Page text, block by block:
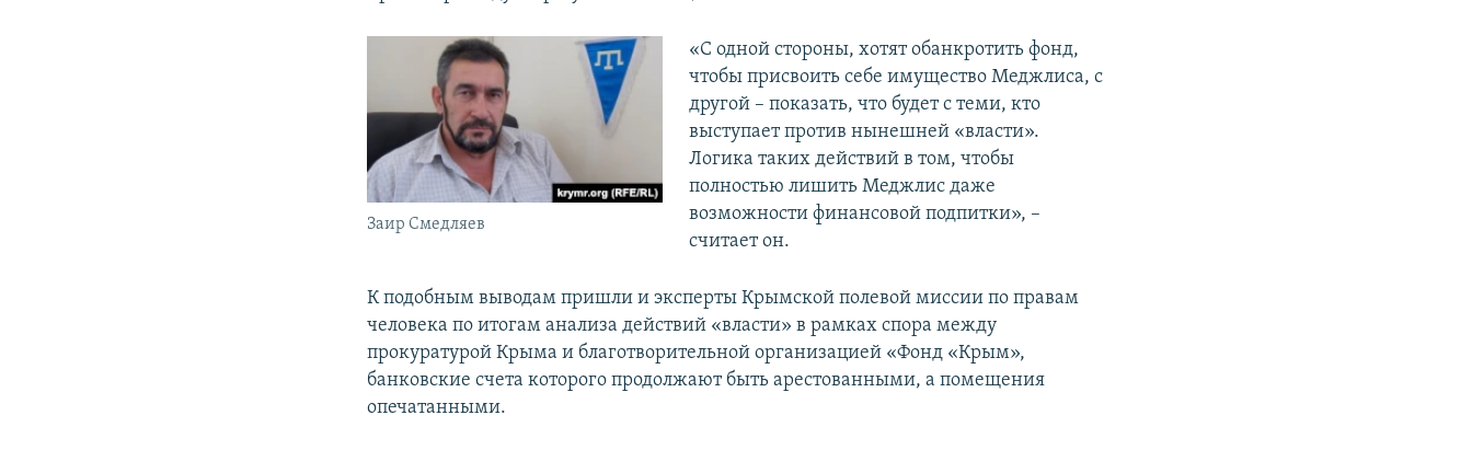
Заир Смедляев
«С одной стороны, хотят обанкротить фонд,
чтобы присвоить себе имущество Меджлиса, с
другой – показать, что будет с теми, кто
выступает против нынешней «власти».
Логика таких действий в том, чтобы
полностью лишить Меджлис даже
возможности финансовой подпитки», –
считает он.
К подобным выводам пришли и эксперты Крымской полевой миссии по правам
человека по итогам анализа действий «власти» в рамках спора между
прокуратурой Крыма и благотворительной организацией «Фонд «Крым»,
банковские счета которого продолжают быть арестованными, а помещения
опечатанными.